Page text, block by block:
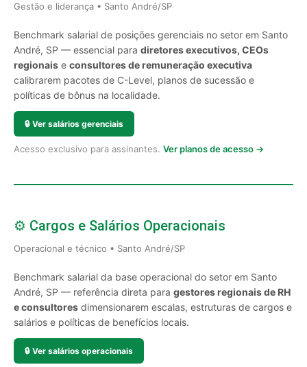
Gestão e liderança • Santo André/SP
Benchmark salarial de posições gerenciais no setor em Santo
André, SP — essencial para diretores executivos, CEOs
regionais e consultores de remuneração executiva
calibrarem pacotes de C-Level, planos de sucessão e
políticas de bônus na localidade.
🔒 Ver salários gerenciais
Acesso exclusivo para assinantes. Ver planos de acesso →
⚙️ Cargos e Salários Operacionais
Operacional e técnico • Santo André/SP
Benchmark salarial da base operacional do setor em Santo
André, SP — referência direta para gestores regionais de RH
e consultores dimensionarem escalas, estruturas de cargos e
salários e políticas de benefícios locais.
🔒 Ver salários operacionais